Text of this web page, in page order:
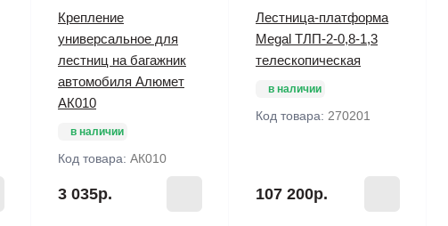
Крепление
универсальное для
лестниц на багажник
автомобиля Алюмет
АК010
в наличии
Код товара: АК010
3 035р.
Лестница-платформа
Megal ТЛП-2-0,8-1,3
телескопическая
в наличии
Код товара: 270201
107 200р.